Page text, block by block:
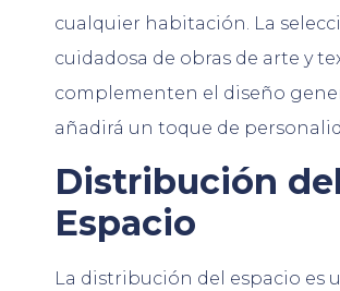
cualquier habitación. La
cuidadosa de obras de arte y
complementen el diseño
añadirá un toque de
Distribución del
Espacio
La distribución del espacio es